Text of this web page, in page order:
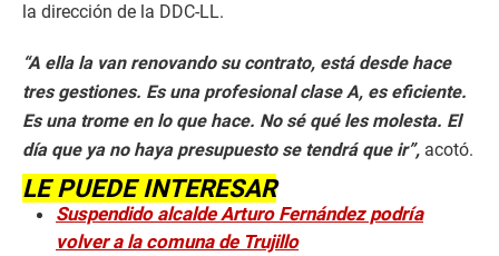
la dirección de la DDC-LL.
“A ella la van renovando su contrato, está desde hace
tres gestiones. Es una profesional clase A, es eficiente.
Es una trome en lo que hace. No sé qué les molesta. El
día que ya no haya presupuesto se tendrá que ir”, acotó.
LE PUEDE INTERESAR
Suspendido alcalde Arturo Fernández podría
volver a la comuna de Trujillo